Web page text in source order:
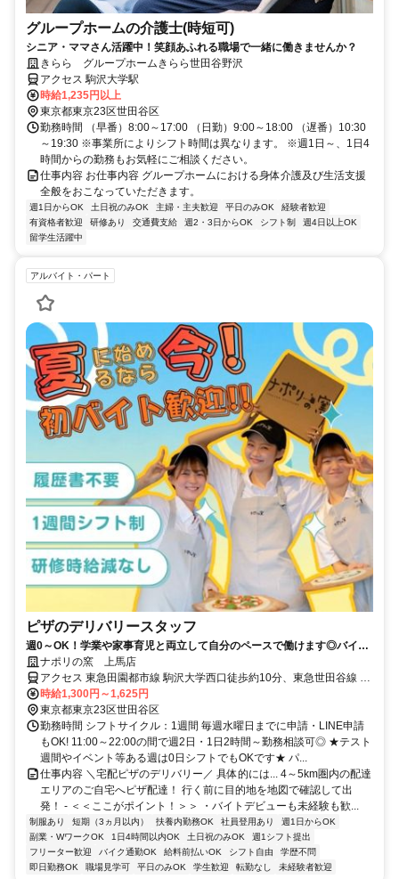
グループホームの介護士(時短可)
シニア・ママさん活躍中！笑顔あふれる職場で一緒に働きませんか？
きらら グループホームきらら世田谷野沢
アクセス 駒沢大学駅
時給1,235円以上
東京都東京23区世田谷区
勤務時間 （早番）8:00～17:00 （日勤）9:00～18:00 （遅番）10:30
～19:30 ※事業所によりシフト時間は異なります。 ※週1日～、1日4
時間からの勤務もお気軽にご相談ください。
仕事内容 お仕事内容 グループホームにおける身体介護及び生活支援
全般をおこなっていただきます。
週1日からOK 土日祝のみOK 主婦・主夫歓迎 平日のみOK
経験者歓迎
有資格者歓迎
研修あり 交通費支給 週2・3日からOK シフト制
週4日以上OK
留学生活躍中
アルバイト・パート
ピザのデリバリースタッフ
週0～OK！学業や家事育児と両立して自分のペースで働けます◎バイト
デビューも大歓迎
ナポリの窯 上馬店
アクセス 東急田園都市線 駒沢大学西口徒歩約10分、東急世田谷線 若
林（東京都）下高井戸方面口徒歩約10分、東急世田谷線 西太子堂下
高井戸方面口徒歩約12分
時給1,300円～1,625円
東京都東京23区世田谷区
勤務時間 シフトサイクル：1週間 毎週水曜日までに申請・LINE申請
もOK! 11:00～22:00の間で週2日・1日2時間～勤務相談可◎ ★テスト
週間やイベント等ある週は0日シフトでもOKです★ パ...
仕事内容 ＼宅配ピザのデリバリー／ 具体的には... 4～5km圏内の配達
エリアのご自宅へピザ配達！ 行く前に目的地を地図で確認して出
発！ - ＜＜ここがポイント！＞＞ ・バイトデビューも未経験も歓...
制服あり 短期（3ヵ月以内） 扶養内勤務OK 社員登用あり
週1日からOK
副業・WワークOK
1日4時間以内OK 土日祝のみOK
週1シフト提出
フリーター歓迎
バイク通勤OK 給料前払いOK シフト自由
学歴不問
即日勤務OK
職場見学可 平日のみOK 学生歓迎 転勤なし 未経験者歓迎